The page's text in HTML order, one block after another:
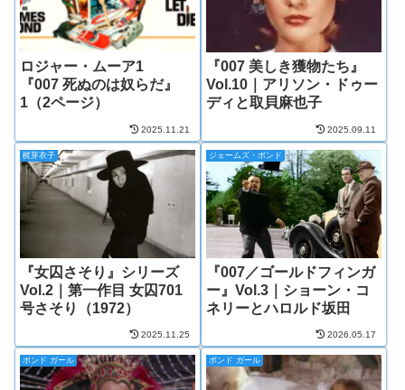
ロジャー・ムーア1
『007 死ぬのは奴らだ』
1（2ページ）
2025.11.21
『007 美しき獲物たち』
Vol.10｜アリソン・ドゥー
ディと取貝麻也子
2025.09.11
梶芽衣子
『女囚さそり』シリーズ
Vol.2｜第一作目 女囚701
号さそり（1972）
2025.11.25
ジェームズ・ボンド
『007／ゴールドフィンガ
ー』Vol.3｜ショーン・コ
ネリーとハロルド坂田
2026.05.17
ボンド ガール ボンド ガール